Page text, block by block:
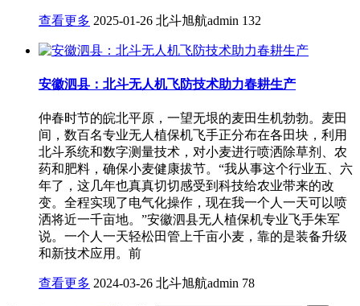
查看更多 2025-01-26 北斗旭航admin 132
安徽泗县：北斗无人机飞防技术助力春耕生产
仲春时节的皖北平原，一望无垠的麦田生机勃勃。麦田
间，数百名专业无人植保机飞手正分布在各田块，利用
北斗系统和数字测量技术，对小麦进行喷洒除草剂、农
药和肥料，确保小麦健康拔节。“我从事这个行业五、六
年了，这几年也真真切切感受到科技给农业带来的改
变。全程实现了电气化操作，现在我一个人一天可以喷
洒将近一千亩地。”安徽泗县无人植保机专业飞手朱军
说。一个人一天轻松田管上千亩小麦，靠的是装备升级
和新技术应用。前
查看更多 2024-03-26 北斗旭航admin 78